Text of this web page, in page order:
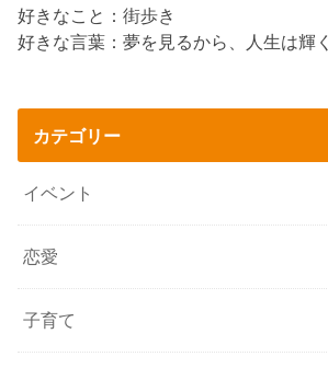
好きなこと：街歩き
好きな言葉：夢を見るから、人生は輝く
カテゴリー
イベント
恋愛
子育て